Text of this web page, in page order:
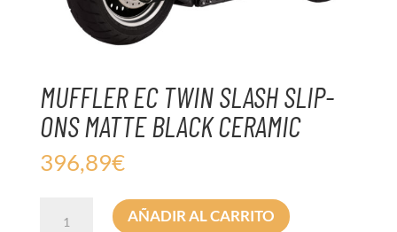
MUFFLER EC TWIN SLASH SLIP-
ONS MATTE BLACK CERAMIC
396,89€
AÑADIR AL CARRITO